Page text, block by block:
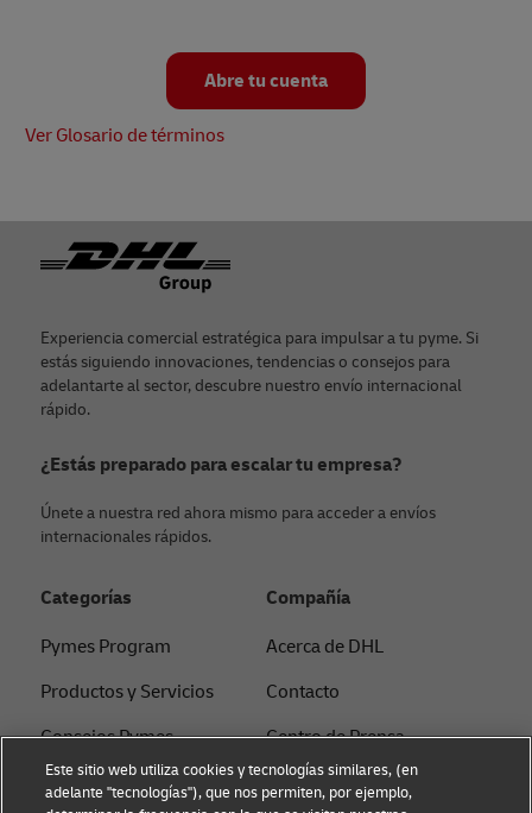
Abre tu cuenta
Ver Glosario de términos
Footer
Experiencia comercial estratégica para impulsar a tu pyme. Si
estás siguiendo innovaciones, tendencias o consejos para
adelantarte al sector, descubre nuestro envío internacional
rápido.
¿Estás preparado para escalar tu empresa?
Únete a nuestra red ahora mismo para acceder a envíos
internacionales rápidos.
Categorías
Pymes Program
Productos y Servicios
Consejos Pymes
Consejos E-commerce
Compañía
Acerca de DHL
Contacto
Centro de Prensa
Sostenibilidad
Este sitio web utiliza cookies y tecnologías similares, (en
adelante "tecnologías"), que nos permiten, por ejemplo,